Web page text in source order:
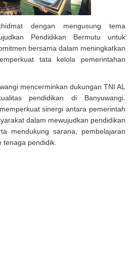
dengan mengusung tema
Pendidikan Bermutu untuk
bersama dalam meningkatkan
tata kelola pemerintahan
mencerminkan dukungan TNI AL
pendidikan di Banyuwangi.
sinergi antara pemerintah
dalam mewujudkan pendidikan
mendukung sarana, pembelajaran
pendidik.